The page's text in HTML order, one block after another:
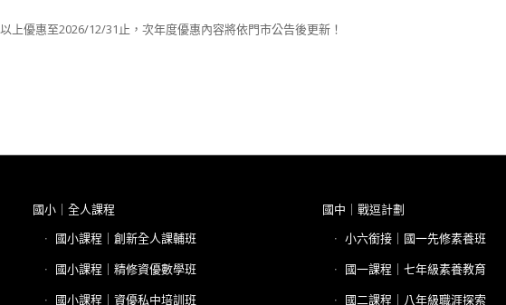
以上優惠至2026/12/31止，次年度優惠內容將依門市公告後更新！
國小｜全人課程
國小課程｜創新全人課輔班
國小課程｜精修資優數學班
國小課程｜資優私中培訓班
國中｜戰逗計劃
小六銜接｜國一先修素養班
國一課程｜七年級素養教育
國二課程｜八年級職涯探索